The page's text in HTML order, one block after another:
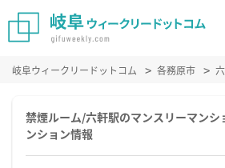
岐阜ウィークリードットコム 各務原市
禁煙ルーム/六軒駅のマンスリーマンシ
ンション情報